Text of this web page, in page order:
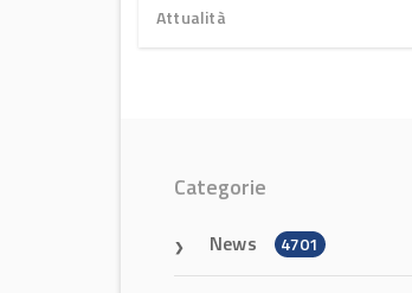
Attualità
Categorie
News 4701